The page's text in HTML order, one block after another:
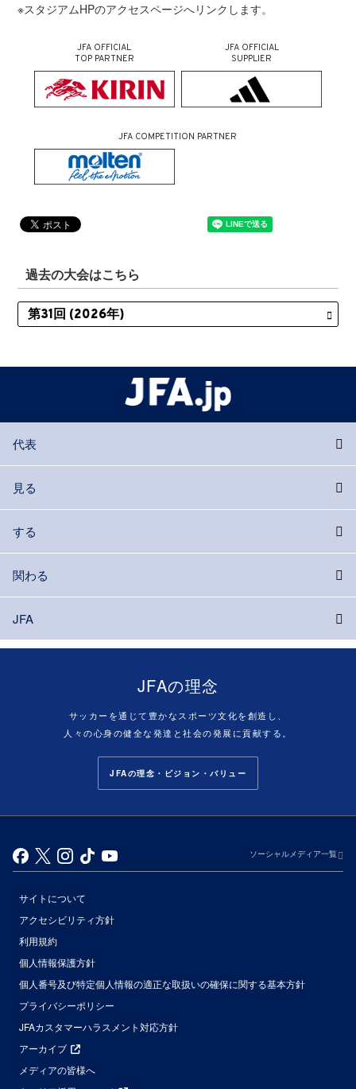
※スタジアムHPのアクセスページへリンクします。
JFA OFFICIAL
TOP PARTNER
JFA OFFICIAL
SUPPLIER
JFA COMPETITION PARTNER
過去の大会はこちら
代表
見る
する
関わる
JFA
JFAの理念
サッカーを通じて豊かなスポーツ文化を創造し、
人々の心身の健全な発達と社会の発展に貢献する。
JFAの理念・ビジョン・バリュー
ソーシャルメディア一覧
サイトについて
アクセシビリティ方針
利用規約
個人情報保護方針
個人番号及び特定個人情報の適正な取扱いの確保に関する基本方針
プライバシーポリシー
JFAカスタマーハラスメント対応方針
アーカイブ
メディアの皆様へ